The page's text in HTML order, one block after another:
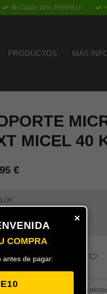
🎁 Cupón 10%: FERRE10
PRODUCTOS MÁS
MICEL 40
€
Añadir al carrito
de escuadras extensibles para
×
COMPRA
antes de pagar: